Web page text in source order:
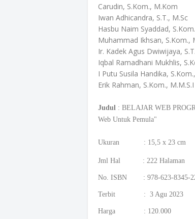
Carudin, S.Kom., M.Kom
Iwan Adhicandra, S.T., M.Sc
Hasbu Naim Syaddad,
Muhammad Ikhsan, S.Kom.,
Ir. Kadek Agus Dwiwijaya,
Iqbal Ramadhani Mukhlis,
I Putu Susila Handika,
Erik Rahman, S.Kom., M.M.S.I
Judul : BELAJAR WEB
Web Untuk Pemula"
Ukuran : 15,5 x 23 cm
Jml Hal : 222 Halaman
No. ISBN : 978-623-8345-
Terbit : 3 Agu 2023
Harga : 120.000